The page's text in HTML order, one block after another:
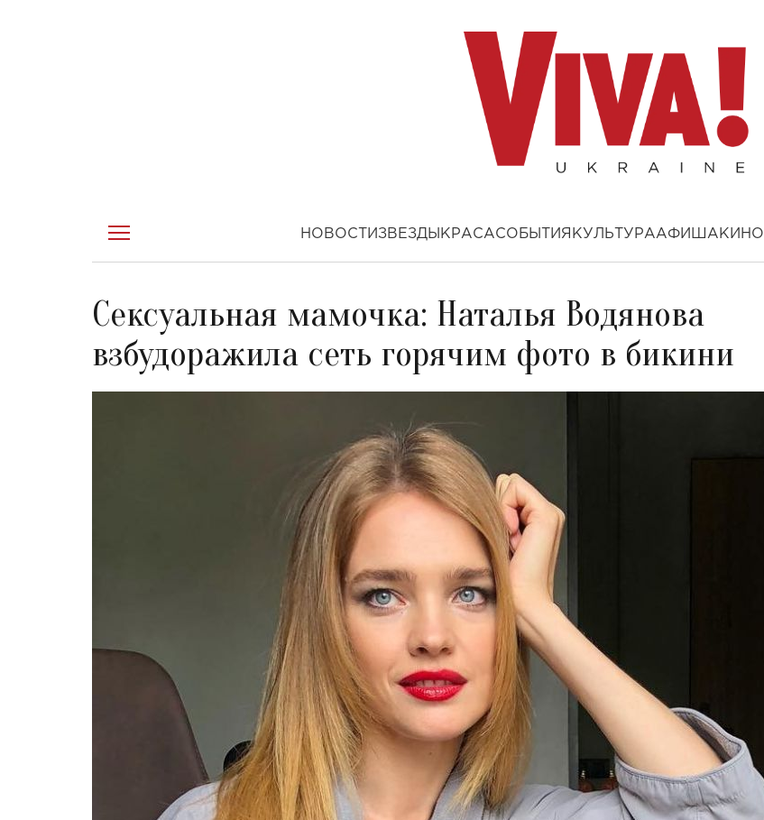
НОВОСТИ ЗВЕЗДЫ КРАСАСОБЫТИЯ КУЛЬТУРААФИША КИНО
Cексуальная мамочка: Наталья Водянова
взбудоражила сеть горячим фото в бикини